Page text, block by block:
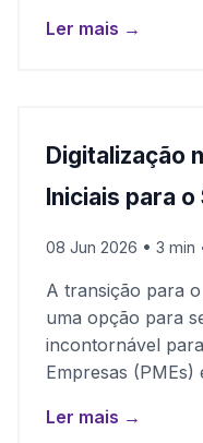
Ler mais →
Digitalização
Iniciais para
08 Jun 2026 • 3 min
A transição para
uma opção para
incontornável
Empresas (PMEs)
Ler mais →